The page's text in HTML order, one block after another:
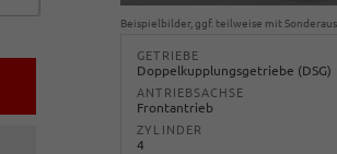
Beispielbilder, ggf. teilweise mit
GETRIEBE
Doppelkupplungsgetriebe (DSG)
ANTRIEBSACHSE
Frontantrieb
ZYLINDER
4